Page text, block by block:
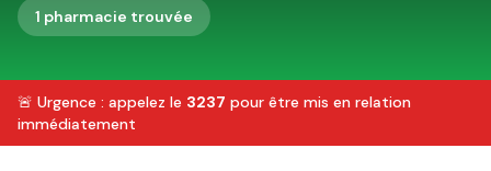
1 pharmacie trouvée
🚨 Urgence : appelez le 3237 pour être mis en relation
immédiatement